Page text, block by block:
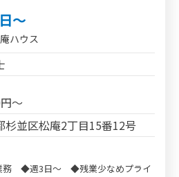
～
ハウス
～
杉並区松庵2丁目15番12号
務 ◆週3日～ ◆残業少なめプライ